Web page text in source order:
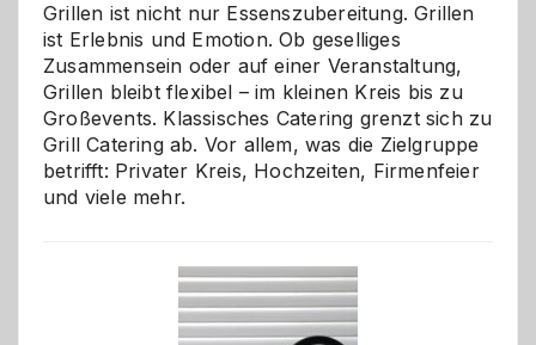
Grillen ist nicht nur Essenszubereitung. Grillen
ist Erlebnis und Emotion. Ob geselliges
Zusammensein oder auf einer Veranstaltung,
Grillen bleibt flexibel – im kleinen Kreis bis zu
Großevents. Klassisches Catering grenzt sich zu
Grill Catering ab. Vor allem, was die Zielgruppe
betrifft: Privater Kreis, Hochzeiten, Firmenfeier
und viele mehr.